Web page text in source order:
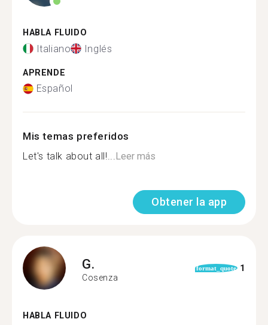
HABLA FLUIDO
Italiano Inglés
APRENDE
Español
Mis temas preferidos
Let's talk about all!...Leer más
Obtener la app
G.
Cosenza
format_quote 1
HABLA FLUIDO